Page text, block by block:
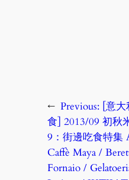
← Previous: [意
食] 2013/09 初秋
9：街邊吃食特集
Caffè Maya /
Fornaio /